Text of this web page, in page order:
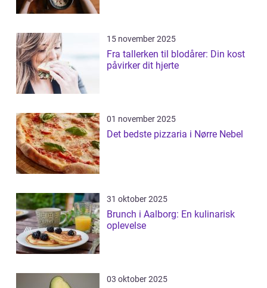
15 november 2025
Fra tallerken til blodårer: Din kost
påvirker dit hjerte
01 november 2025
Det bedste pizzaria i Nørre Nebel
31 oktober 2025
Brunch i Aalborg: En kulinarisk
oplevelse
03 oktober 2025